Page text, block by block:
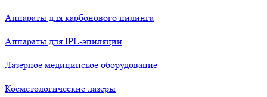
Аппараты для карбонового пилинга
Аппараты для IPL-эпиляции
Лазерное медицинское оборудование
Косметологические лазеры